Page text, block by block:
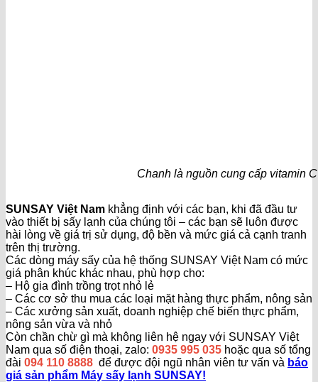
Chanh là nguồn cung cấp vitamin
SUNSAY Việt Nam khẳng định với các bạn, khi đã đầu tư
vào thiết bị sấy lạnh của chúng tôi – các bạn sẽ luôn được
hài lòng về giá trị sử dụng, độ bền và mức giá cả cạnh tranh
trên thị trường.
Các dòng máy sấy của hệ thống SUNSAY Việt Nam có mức
giá phân khúc khác nhau, phù hợp cho:
– Hộ gia đình trồng trọt nhỏ lẻ
– Các cơ sở thu mua các loại mặt hàng thực phẩm, nông sản
– Các xưởng sản xuất, doanh nghiệp chế biến thực phẩm,
nông sản vừa và nhỏ
Còn chần chừ gì mà không liên hệ ngay với SUNSAY Việt
Nam qua số điện thoại, zalo: 0935 995 035 hoặc qua số tổng
đài 094 110 8888 để được đội ngũ nhân viên tư vấn và báo
giá sản phẩm Máy sấy lạnh SUNSAY!